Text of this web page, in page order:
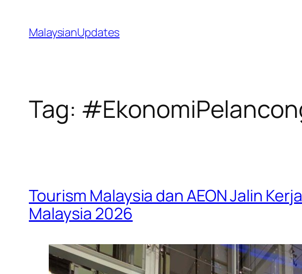
content
MalaysianUpdates
Tag:
Tourism Malaysia dan AEON Jalin
Malaysia 2026